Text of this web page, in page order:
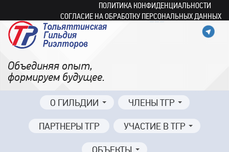
ПОЛИТИКА КОНФИДЕНЦИАЛЬНОСТИ
СОГЛАСИЕ НА ОБРАБОТКУ ПЕРСОНАЛЬНЫХ ДАННЫХ
Объединяя опыт,
формируем будущее.
О ГИЛЬДИИ ЧЛЕНЫ ТГР
ПАРТНЕРЫ ТГР УЧАСТИЕ В ТГР